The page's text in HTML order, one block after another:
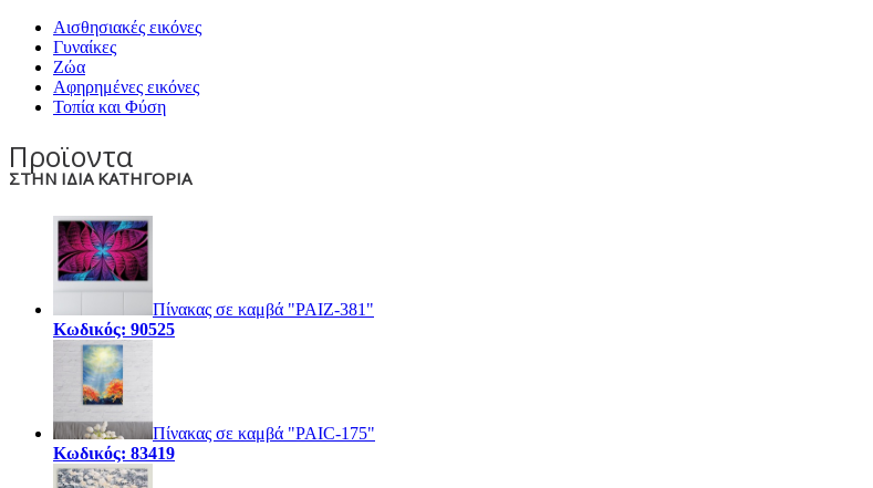
Αισθησιακές εικόνες
Γυναίκες
Ζώα
Αφηρημένες εικόνες
Τοπία και Φύση
Προϊοντα
ΣΤΗΝ ΙΔΙΑ ΚΑΤΗΓΟΡΙΑ
Πίνακας σε καμβά "PAIZ-381"
Κωδικός: 90525
Πίνακας σε καμβά "PAIC-175"
Κωδικός: 83419